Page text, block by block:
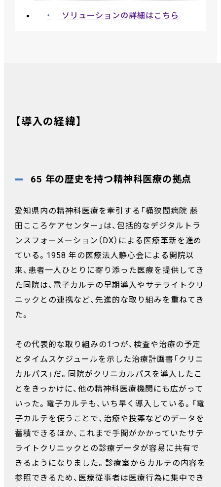
ソリューションの詳細はこちら
【導入の経緯】
65 年の歴史を持つ精神科医療の拠点
愛知県内の精神科医療を牽引する「桶狭間病院 藤
田こころケアセンター」は、包括的なデジタルトラ
ンスフォーメーション（DX）による医療革新を進め
ている。1958 年の医療法人静心会による開院以
来、患者一人ひとりに寄り添った医療を提供してき
た同院は、電子カルテの早期導入やサテライトクリ
ニックとの連携など、先進的な取り組みを重ねてき
た。
その代表的な取り組みの1つが、検査や治療の予定
とタイムスケジュールを示した治療計画書「クリニ
カルパス」だ。同院がクリニカルパスを導入したこ
とをきっかけに、他の精神科医療機関にも広がって
いった。電子カルテも、いち早く導入している。「電
子カルテを使うことで、治療や投薬などのデータを
蓄積できるほか、これまで手間がかかっていたサテ
ライトクリニックとの診療データが容易に共有で
きるようになりました。診療室からカルテの内容を
参照できるため、医療従事者は医療行為に集中でき